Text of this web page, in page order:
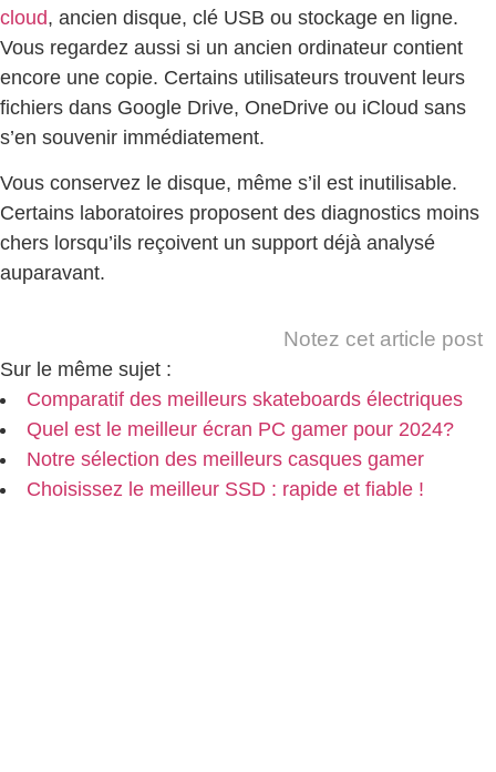
cloud, ancien disque, clé USB ou stockage en ligne.
Vous regardez aussi si un ancien ordinateur contient
encore une copie. Certains utilisateurs trouvent leurs
fichiers dans Google Drive, OneDrive ou iCloud sans
s’en souvenir immédiatement.
Vous conservez le disque, même s’il est inutilisable.
Certains laboratoires proposent des diagnostics moins
chers lorsqu’ils reçoivent un support déjà analysé
auparavant.
Notez cet article post
Sur le même sujet :
Comparatif des meilleurs skateboards électriques
Quel est le meilleur écran PC gamer pour 2024?
Notre sélection des meilleurs casques gamer
Choisissez le meilleur SSD : rapide et fiable !